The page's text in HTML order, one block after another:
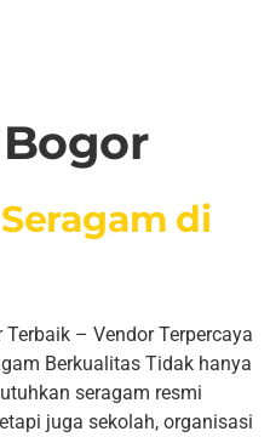
di
– Vendor Terpercaya
Berkualitas Tidak hanya
seragam resmi
juga sekolah, organisasi